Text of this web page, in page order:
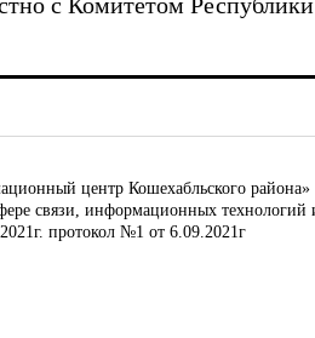
центр Кошехабльского района»
связи, информационных
протокол №1 от 6.09.2021г